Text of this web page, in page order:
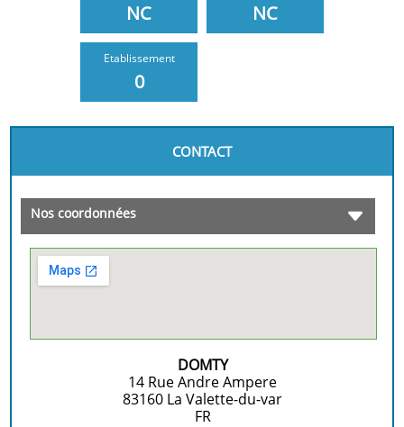
NC NC
Etablissement
0
CONTACT
Nos coordonnées
DOMTY
14 Rue Andre Ampere
83160 La Valette-du-var
FR